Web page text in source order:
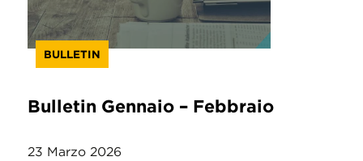
BULLETIN
Bulletin Gennaio – Febbraio
23 Marzo 2026